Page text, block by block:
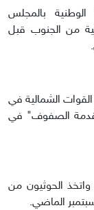
بالمجلس
من الجنوب قبل
الشمالية في
الصفوف" في
الحوثيون من
الماضي.